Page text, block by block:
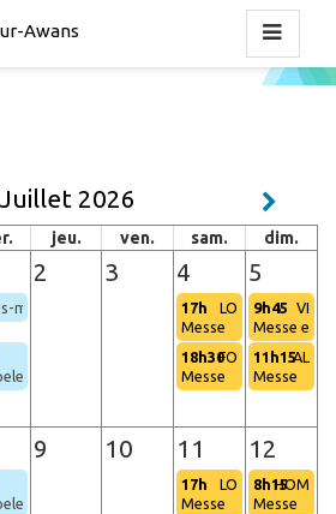
Awans
Juillet 2026
jeu. ven. sam. dim.
2 3 4 5
midi détente 17h
LO
Messe
9h45 VI
Messe et
(Hognoul)
18h30FO
Messe
11h15AL
Messe
9 10 11 12
les baptêmes des bébés
(Hognoul)
17h
LO
Messe
8h15HOM
Messe